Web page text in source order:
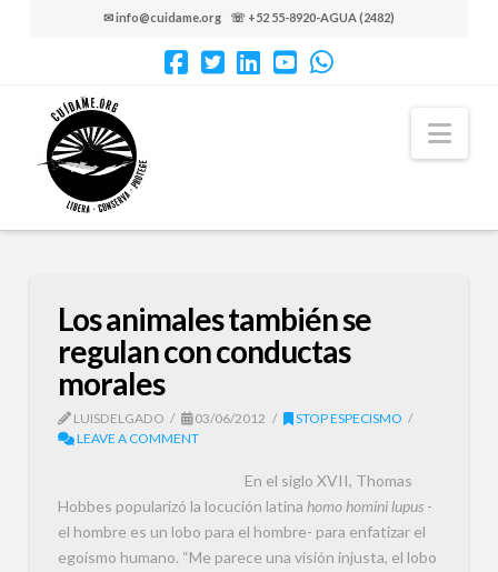
✉ info@cuidame.org ☏ +52 55-8920-AGUA (2482)
Los animales también se
regulan con conductas
morales
LUISDELGADO 03/06/2012
STOP ESPECISMO
LEAVE A COMMENT
En el siglo XVII, Thomas
Hobbes popularizó la locución latina homo homini lupus-
el hombre es un lobo para el hombre- para enfatizar el
egoísmo humano. “Me parece una visión injusta, el lobo